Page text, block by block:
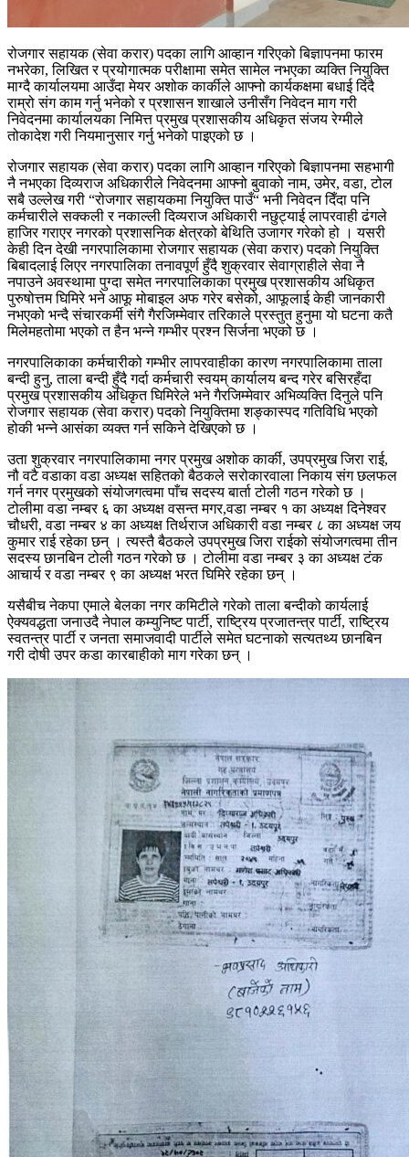
रोजगार सहायक (सेवा करार) पदका लागि आव्हान गरिएको बिज्ञापनमा फारम
नभरेका, लिखित र प्रयोगात्मक परीक्षामा समेत सामेल नभएका व्यक्ति नियुक्ति
माग्दै कार्यालयमा आउँदा मेयर अशोक कार्कीले आफ्नो कार्यकक्षमा बधाई दिंदै
राम्रो संग काम गर्नु भनेको र प्रशासन शाखाले उनीसँग निवेदन माग गरी
निवेदनमा कार्यालयका निमित्त प्रमुख प्रशासकीय अधिकृत संजय रेग्मीले
तोकादेश गरी नियमानुसार गर्नु भनेको पाइएको छ ।
रोजगार सहायक (सेवा करार) पदका लागि आव्हान गरिएको बिज्ञापनमा सहभागी
नै नभएका दिव्यराज अधिकारीले निवेदनमा आफ्नो बुवाको नाम, उमेर, वडा, टोल
सबै उल्लेख गरी “रोजगार सहायकमा नियुक्ति पाउँ“ भनी निवेदन दिँदा पनि
कर्मचारीले सक्कली र नकाल्ली दिव्यराज अधिकारी नछुट्याई लापरवाही ढंगले
हाजिर गराएर नगरको प्रशासनिक क्षेत्रको बेथिति उजागर गरेको हो । यसरी
केही दिन देखी नगरपालिकामा रोजगार सहायक (सेवा करार) पदको नियुक्ति
बिबादलाई लिएर नगरपालिका तनावपूर्ण हुँदै शुक्रवार सेवाग्राहीले सेवा नै
नपाउने अवस्थामा पुग्दा समेत नगरपालिकाका प्रमुख प्रशासकीय अधिकृत
पुरुषोत्तम घिमिरे भने आफू मोबाइल अफ गरेर बसेको, आफूलाई केही जानकारी
नभएको भन्दै संचारकर्मी संगै गैरजिम्मेवार तरिकाले प्रस्तुत हुनुमा यो घटना कतै
मिलेमहतोमा भएको त हैन भन्ने गम्भीर प्रश्न सिर्जना भएको छ ।
नगरपालिकाका कर्मचारीको गम्भीर लापरवाहीका कारण नगरपालिकामा ताला
बन्दी हुनु, ताला बन्दी हुँदै गर्दा कर्मचारी स्वयम् कार्यालय बन्द गरेर बसिरहँदा
प्रमुख प्रशासकीय अधिकृत घिमिरेले भने गैरजिम्मेवार अभिव्यक्ति दिनुले पनि
रोजगार सहायक (सेवा करार) पदको नियुक्तिमा शङ्कास्पद गतिविधि भएको
होकी भन्ने आसंका व्यक्त गर्न सकिने देखिएको छ ।
उता शुक्रवार नगरपालिकामा नगर प्रमुख अशोक कार्की, उपप्रमुख जिरा राई,
नौ वटै वडाका वडा अध्यक्ष सहितको बैठकले सरोकारवाला निकाय संग छलफल
गर्न नगर प्रमुखको संयोजगत्वमा पाँच सदस्य बार्ता टोली गठन गरेको छ ।
टोलीमा वडा नम्बर ६ का अध्यक्ष वसन्त मगर,वडा नम्बर १ का अध्यक्ष दिनेश्वर
चौधरी, वडा नम्बर ४ का अध्यक्ष तिर्थराज अधिकारी वडा नम्बर ८ का अध्यक्ष जय
कुमार राई रहेका छन् । त्यस्तै बैठकले उपप्रमुख जिरा राईको संयोजगत्वमा तीन
सदस्य छानबिन टोली गठन गरेको छ । टोलीमा वडा नम्बर ३ का अध्यक्ष टंक
आचार्य र वडा नम्बर ९ का अध्यक्ष भरत घिमिरे रहेका छन् ।
यसैबीच नेकपा एमाले बेलका नगर कमिटीले गरेको ताला बन्दीको कार्यलाई
ऐक्यवद्धता जनाउदै नेपाल कम्युनिष्ट पार्टी, राष्ट्रिय प्रजातन्त्र पार्टी, राष्ट्रिय
स्वतन्त्र पार्टी र जनता समाजवादी पार्टीले समेत घटनाको सत्यतथ्य छानबिन
गरी दोषी उपर कडा कारबाहीको माग गरेका छन् ।